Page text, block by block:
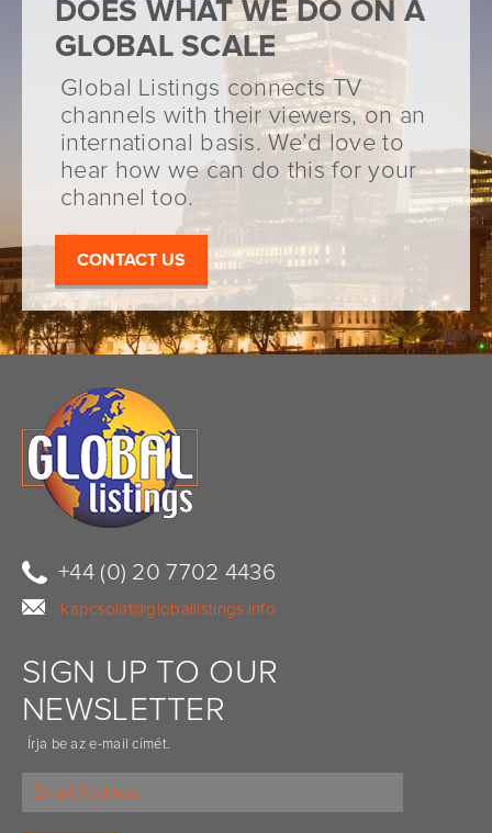
DOES WHAT WE DO ON A
GLOBAL SCALE
Global Listings connects TV
channels with their viewers, on an
international basis. We’d love to
hear how we can do this for your
channel too.
CONTACT US
+44 (0) 20 7702 4436
kapcsolat@globallistings.info
SIGN UP TO OUR
NEWSLETTER
Írja be az e-mail címét.